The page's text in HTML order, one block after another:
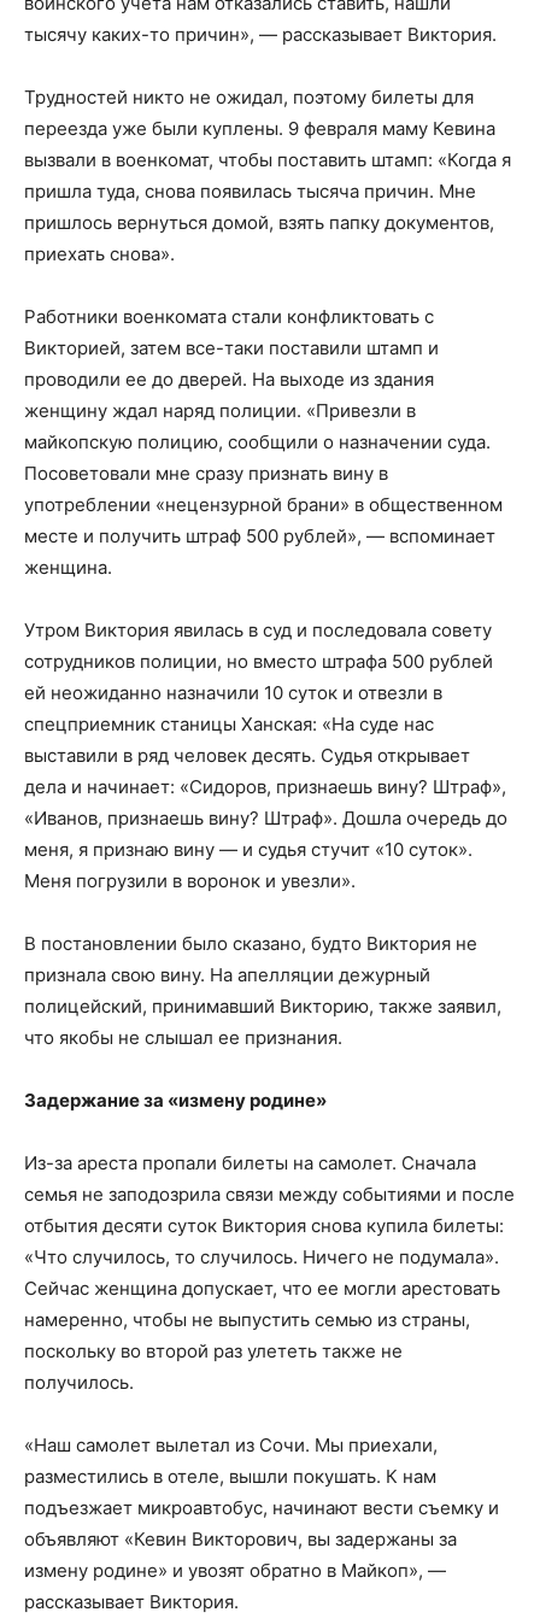
тысячу каких-то причин», — рассказывает Виктория.
Трудностей никто не ожидал, поэтому билеты для
переезда уже были куплены. 9 февраля маму Кевина
вызвали в военкомат, чтобы поставить штамп: «Когда я
пришла туда, снова появилась тысяча причин. Мне
пришлось вернуться домой, взять папку документов,
приехать снова».
Работники военкомата стали конфликтовать с
Викторией, затем все-таки поставили штамп и
проводили ее до дверей. На выходе из здания
женщину ждал наряд полиции. «Привезли в
майкопскую полицию, сообщили о назначении суда.
Посоветовали мне сразу признать вину в
употреблении «нецензурной брани» в общественном
месте и получить штраф 500 рублей», — вспоминает
женщина.
Утром Виктория явилась в суд и последовала совету
сотрудников полиции, но вместо штрафа 500 рублей
ей неожиданно назначили 10 суток и отвезли в
спецприемник станицы Ханская: «На суде нас
выставили в ряд человек десять. Судья открывает
дела и начинает: «Сидоров, признаешь вину? Штраф»,
«Иванов, признаешь вину? Штраф». Дошла очередь до
меня, я признаю вину — и судья стучит «10 суток».
Меня погрузили в воронок и увезли».
В постановлении было сказано, будто Виктория не
признала свою вину. На апелляции дежурный
полицейский, принимавший Викторию, также заявил,
что якобы не слышал ее признания.
Задержание за «измену родине»
Из-за ареста пропали билеты на самолет. Сначала
семья не заподозрила связи между событиями и после
отбытия десяти суток Виктория снова купила билеты:
«Что случилось, то случилось. Ничего не подумала».
Сейчас женщина допускает, что ее могли арестовать
намеренно, чтобы не выпустить семью из страны,
поскольку во второй раз улететь также не
получилось.
«Наш самолет вылетал из Сочи. Мы приехали,
разместились в отеле, вышли покушать. К нам
подъезжает микроавтобус, начинают вести съемку и
объявляют «Кевин Викторович, вы задержаны за
измену родине» и увозят обратно в Майкоп», —
рассказывает Виктория.